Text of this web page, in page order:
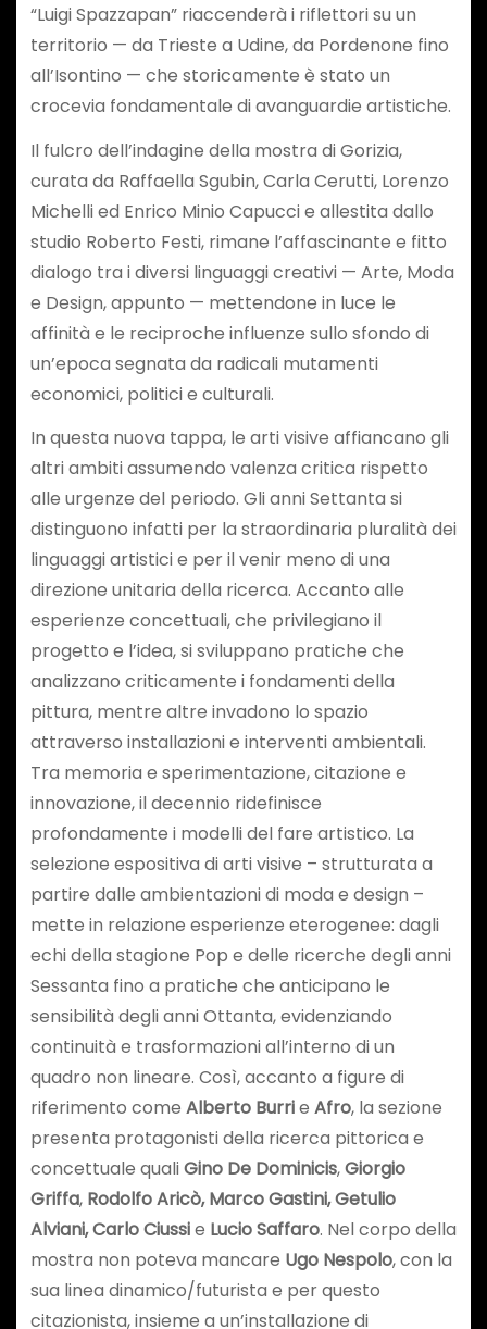
“Luigi Spazzapan” riaccenderà i riflettori su un
territorio — da Trieste a Udine, da Pordenone fino
all’Isontino — che storicamente è stato un
crocevia fondamentale di avanguardie artistiche.
Il fulcro dell’indagine della mostra di Gorizia,
curata da Raffaella Sgubin, Carla Cerutti, Lorenzo
Michelli ed Enrico Minio Capucci e allestita dallo
studio Roberto Festi, rimane l’affascinante e fitto
dialogo tra i diversi linguaggi creativi — Arte, Moda
e Design, appunto — mettendone in luce le
affinità e le reciproche influenze sullo sfondo di
un’epoca segnata da radicali mutamenti
economici, politici e culturali.
In questa nuova tappa, le arti visive affiancano gli
altri ambiti assumendo valenza critica rispetto
alle urgenze del periodo. Gli anni Settanta si
distinguono infatti per la straordinaria pluralità dei
linguaggi artistici e per il venir meno di una
direzione unitaria della ricerca. Accanto alle
esperienze concettuali, che privilegiano il
progetto e l’idea, si sviluppano pratiche che
analizzano criticamente i fondamenti della
pittura, mentre altre invadono lo spazio
attraverso installazioni e interventi ambientali.
Tra memoria e sperimentazione, citazione e
innovazione, il decennio ridefinisce
profondamente i modelli del fare artistico. La
selezione espositiva di arti visive – strutturata a
partire dalle ambientazioni di moda e design –
mette in relazione esperienze eterogenee: dagli
echi della stagione Pop e delle ricerche degli anni
Sessanta fino a pratiche che anticipano le
sensibilità degli anni Ottanta, evidenziando
continuità e trasformazioni all’interno di un
quadro non lineare. Così, accanto a figure di
riferimento come Alberto Burrie Afro, la sezione
presenta protagonisti della ricerca pittorica e
concettuale qualiGino De Dominicis,Giorgio
Griffa, Rodolfo Aricò, Marco Gastini, Getulio
Alviani, Carlo Ciussie Lucio Saffaro. Nel corpo della
mostra non poteva mancare Ugo Nespolo, con la
sua linea dinamico/futurista e per questo
citazionista, insieme a un’installazione di